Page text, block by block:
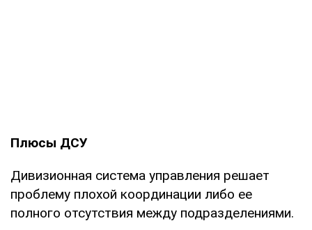
Плюсы ДСУ
Дивизионная система управления решает
проблему плохой координации либо ее
полного отсутствия между подразделениями.